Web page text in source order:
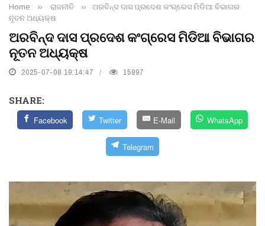
Home ›› ରାଜନୀତି ››
ଅରବିନ୍ଦ ଦାସ ପ୍ରଦେଶ କଂଗ୍ରେସ ମିଡିଆ ବିଭାଗର
ନୂତନ ଅଧ୍ୟକ୍ଷ
ଅରବିନ୍ଦ ଦାସ ପ୍ରଦେଶ କଂଗ୍ରେସ ମିଡିଆ ବିଭାଗର
ନୂତନ ଅଧ୍ୟକ୍ଷ
2025-07-08 19:14:47 15997
SHARE:
Facebook Twitter E-Mail WhatsApp
Telegram